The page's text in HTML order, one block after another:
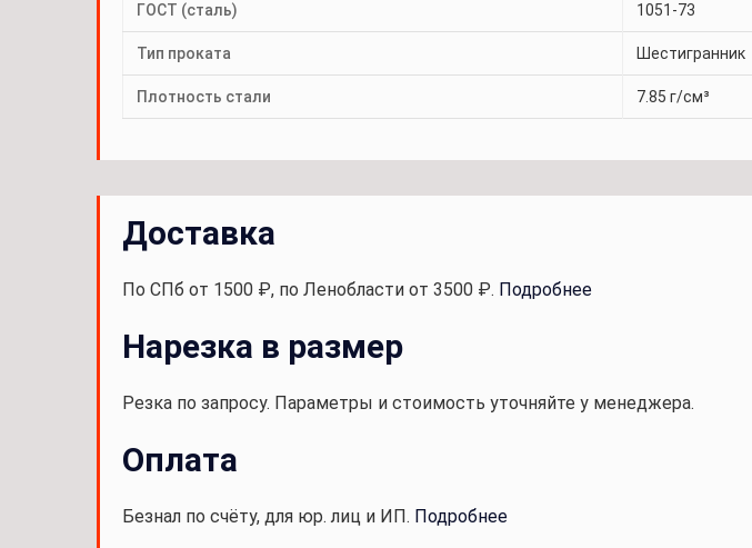
ГОСТ (сталь) 1051-73
Тип проката Шестигранник
Плотность стали 7.85 г/см³
Доставка
По СПб от 1500 ₽, по Ленобласти от 3500 ₽. Подробнее
Нарезка в размер
Резка по запросу. Параметры и стоимость уточняйте у менеджера.
Оплата
Безнал по счёту, для юр. лиц и ИП. Подробнее